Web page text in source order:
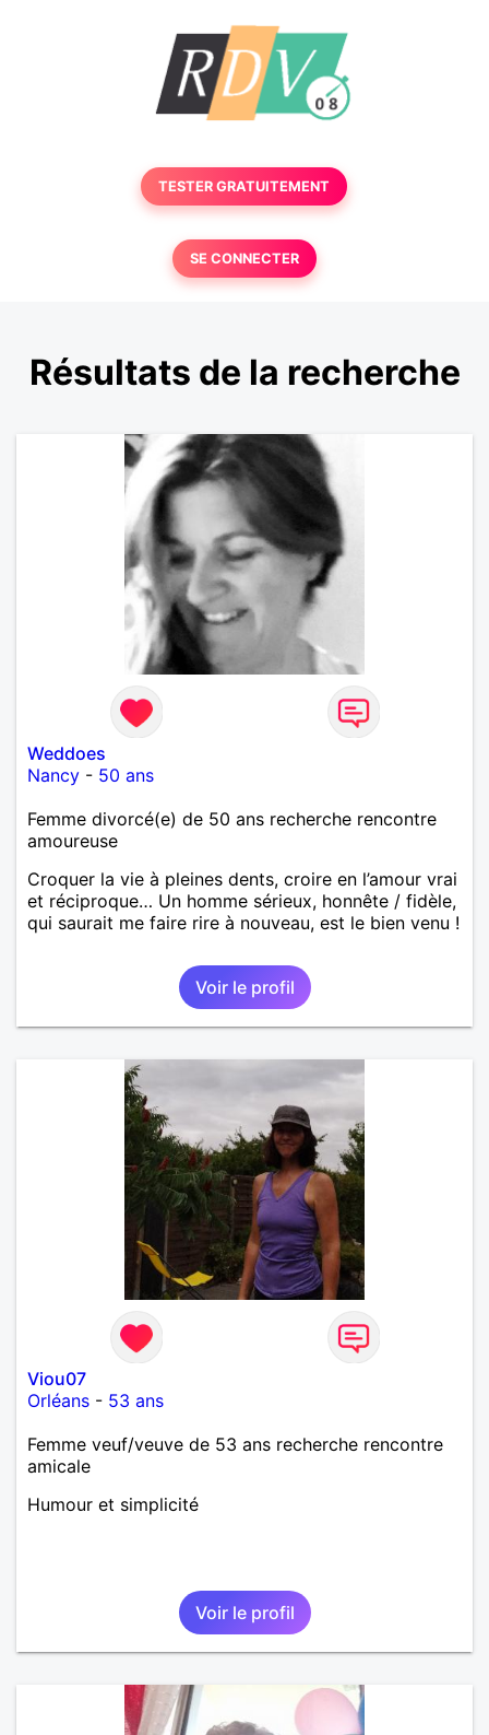
TESTER GRATUITEMENT
SE CONNECTER
Résultats de la recherche
Weddoes
Nancy - 50 ans
Femme divorcé(e) de 50 ans recherche rencontre
amoureuse
Croquer la vie à pleines dents, croire en l’amour vrai
et réciproque… Un homme sérieux, honnête / fidèle,
qui saurait me faire rire à nouveau, est le bien venu !
Voir le profil
Viou07
Orléans - 53 ans
Femme veuf/veuve de 53 ans recherche rencontre
amicale
Humour et simplicité
Voir le profil